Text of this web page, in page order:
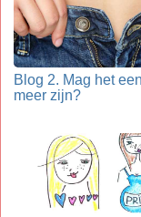
Blog 2. Mag het
meer zijn?